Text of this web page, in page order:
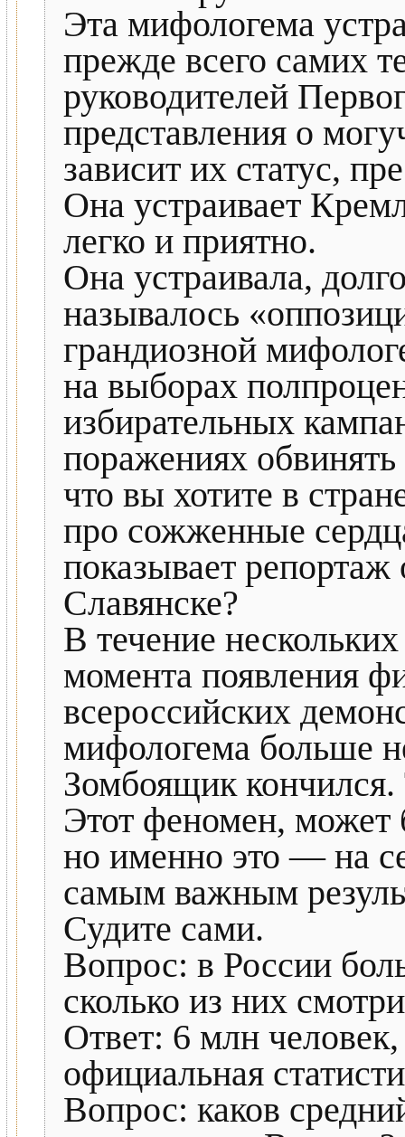
Эта мифологема
прежде всего самих
руководителей
представления о
зависит их статус,
Она устраивает
легко и приятно.
Она устраивала,
называлось
грандиозной
на выборах
избирательных
поражениях
что вы хотите в
про сожженные
показывает репортаж
Славянске?
В течение
момента появления
всероссийских
мифологема больше
Зомбоящик кончился.
Этот феномен, может
но именно это — на
самым важным
Судите сами.
Вопрос: в России
сколько из них
Ответ: 6 млн
официальная
Вопрос: каков